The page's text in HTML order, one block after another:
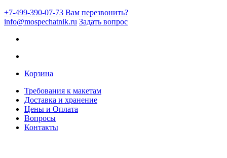
+7-499-390-07-73 Вам перезвонить?
info@mospechatnik.ru Задать вопрос
Корзина
Требования к макетам
Доставка и хранение
Цены и Оплата
Вопросы
Контакты